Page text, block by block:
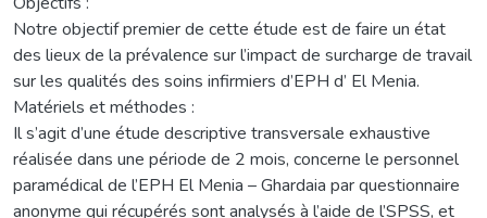
Notre objectif premier de cette étude est de faire un état
des lieux de la prévalence sur l’impact de surcharge de travail
sur les qualités des soins infirmiers d’EPH d’ El Menia.
Matériels et méthodes :
Il s’agit d’une étude descriptive transversale exhaustive
réalisée dans une période de 2 mois, concerne le personnel
paramédical de l’EPH El Menia – Ghardaia par questionnaire
anonyme qui récupérés sont analysés à l’aide de l’SPSS, et